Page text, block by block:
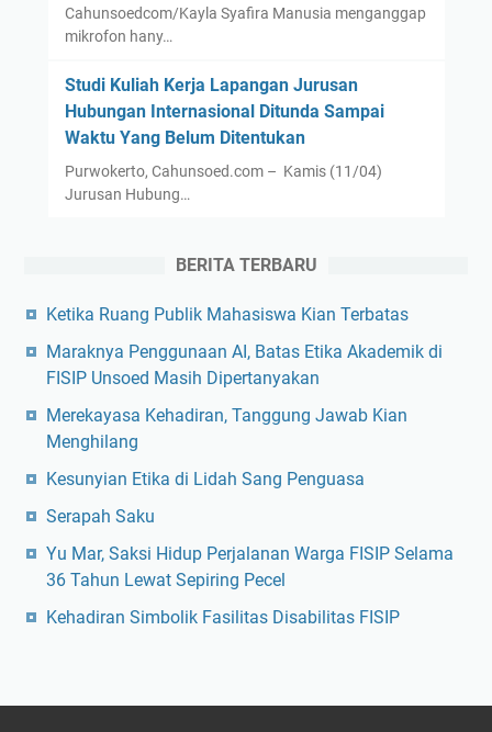
Cahunsoedcom/Kayla Syafira Manusia menganggap
mikrofon hany…
Studi Kuliah Kerja Lapangan Jurusan
Hubungan Internasional Ditunda Sampai
Waktu Yang Belum Ditentukan
Purwokerto, Cahunsoed.com – Kamis (11/04)
Jurusan Hubung…
BERITA TERBARU
Ketika Ruang Publik Mahasiswa Kian Terbatas
Maraknya Penggunaan AI, Batas Etika Akademik di
FISIP Unsoed Masih Dipertanyakan
Merekayasa Kehadiran, Tanggung Jawab Kian
Menghilang
Kesunyian Etika di Lidah Sang Penguasa
Serapah Saku
Yu Mar, Saksi Hidup Perjalanan Warga FISIP Selama
36 Tahun Lewat Sepiring Pecel
Kehadiran Simbolik Fasilitas Disabilitas FISIP